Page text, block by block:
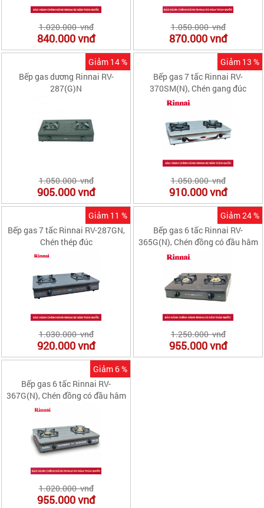
1.020.000 vnđ
840.000vnđ
1.050.000 vnđ
870.000vnđ
Bếp gas dương Rinnai RV-
287(G)N
1.050.000 vnđ
905.000vnđ
Giảm 14 %
Bếp gas 7 tấc Rinnai RV-
370SM(N), Chén gang đúc
1.050.000 vnđ
910.000vnđ
Giảm 13 %
Bếp gas 7 tấc Rinnai RV-287GN,
Chén thép đúc
1.030.000 vnđ
920.000vnđ
Giảm 11 %
Bếp gas 6 tấc Rinnai RV-
365G(N), Chén đồng có đầu hâm
1.250.000 vnđ
955.000vnđ
Giảm 24 %
Bếp gas 6 tấc Rinnai RV-
367G(N), Chén đồng có đầu hâm
1.020.000 vnđ
955.000vnđ
Giảm 6 %